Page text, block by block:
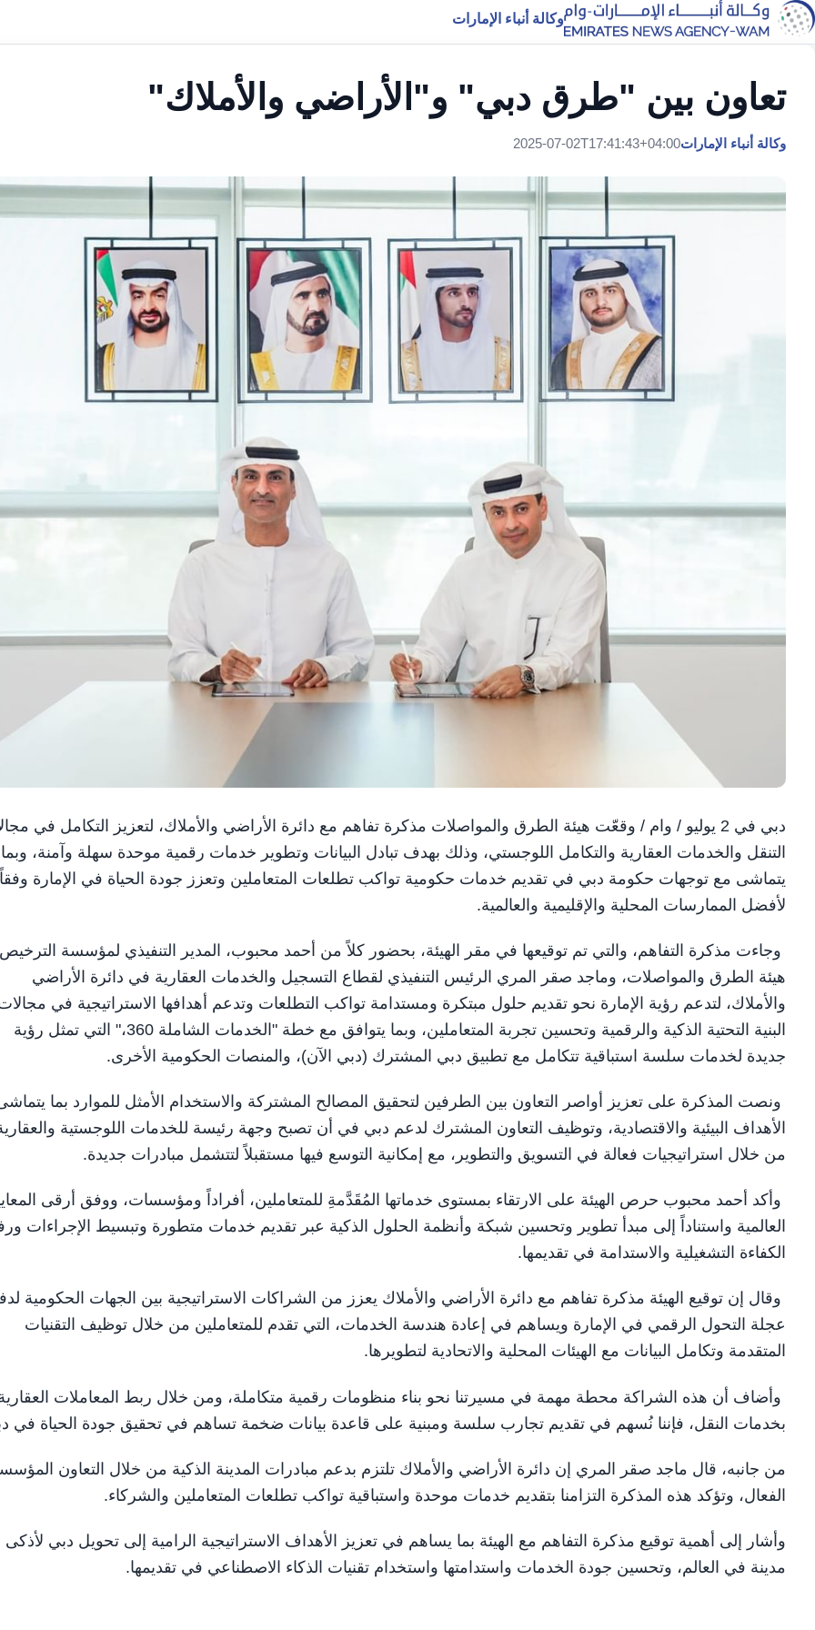
وكالة أنباء الإمارات
تعاون بين "طرق دبي" و"الأراضي والأملاك"
وكالة أنباء الإمارات2025-07-02T17:41:43+04:00
دبي في 2 يوليو / وام / وقعّت هيئة الطرق والمواصلات مذكرة تفاهم مع دائرة الأراضي والأملاك، لتعزيز التكامل في
التنقل والخدمات العقارية والتكامل اللوجستي، وذلك بهدف تبادل البيانات وتطوير خدمات رقمية موحدة سهلة وآمنة، وبما
يتماشى مع توجهات حكومة دبي في تقديم خدمات حكومية تواكب تطلعات المتعاملين وتعزز جودة الحياة في الإمارة وفقاً
لأفضل الممارسات المحلية والإقليمية والعالمية.
وجاءت مذكرة التفاهم، والتي تم توقيعها في مقر الهيئة، بحضور كلاً من أحمد محبوب، المدير التنفيذي لمؤسسة
هيئة الطرق والمواصلات، وماجد صقر المري الرئيس التنفيذي لقطاع التسجيل والخدمات العقارية في دائرة الأراضي
والأملاك، لتدعم رؤية الإمارة نحو تقديم حلول مبتكرة ومستدامة تواكب التطلعات وتدعم أهدافها الاستراتيجية في
البنية التحتية الذكية والرقمية وتحسين تجربة المتعاملين، وبما يتوافق مع خطة "الخدمات الشاملة 360،" التي تمثل رؤية
جديدة لخدمات سلسة استباقية تتكامل مع تطبيق دبي المشترك (دبي الآن)، والمنصات الحكومية الأخرى.
ونصت المذكرة على تعزيز أواصر التعاون بين الطرفين لتحقيق المصالح المشتركة والاستخدام الأمثل للموارد بما
الأهداف البيئية والاقتصادية، وتوظيف التعاون المشترك لدعم دبي في أن تصبح وجهة رئيسة للخدمات اللوجستية
من خلال استراتيجيات فعالة في التسويق والتطوير، مع إمكانية التوسع فيها مستقبلاً لتتشمل مبادرات جديدة.
وأكد أحمد محبوب حرص الهيئة على الارتقاء بمستوى خدماتها المُقَدَّمةِ للمتعاملين، أفراداً ومؤسسات، ووفق أرقى
العالمية واستناداً إلى مبدأ تطوير وتحسين شبكة وأنظمة الحلول الذكية عبر تقديم خدمات متطورة وتبسيط الإجراءات
الكفاءة التشغيلية والاستدامة في تقديمها.
وقال إن توقيع الهيئة مذكرة تفاهم مع دائرة الأراضي والأملاك يعزز من الشراكات الاستراتيجية بين الجهات الحكومية
عجلة التحول الرقمي في الإمارة ويساهم في إعادة هندسة الخدمات، التي تقدم للمتعاملين من خلال توظيف التقنيات
المتقدمة وتكامل البيانات مع الهيئات المحلية والاتحادية لتطويرها.
وأضاف أن هذه الشراكة محطة مهمة في مسيرتنا نحو بناء منظومات رقمية متكاملة، ومن خلال ربط المعاملات
بخدمات النقل، فإننا نُسهم في تقديم تجارب سلسة ومبنية على قاعدة بيانات ضخمة تساهم في تحقيق جودة الحياة في
من جانبه، قال ماجد صقر المري إن دائرة الأراضي والأملاك تلتزم بدعم مبادرات المدينة الذكية من خلال التعاون
الفعال، وتؤكد هذه المذكرة التزامنا بتقديم خدمات موحدة واستباقية تواكب تطلعات المتعاملين والشركاء.
وأشار إلى أهمية توقيع مذكرة التفاهم مع الهيئة بما يساهم في تعزيز الأهداف الاستراتيجية الرامية إلى تحويل دبي لأذكى
مدينة في العالم، وتحسين جودة الخدمات واستدامتها واستخدام تقنيات الذكاء الاصطناعي في تقديمها.